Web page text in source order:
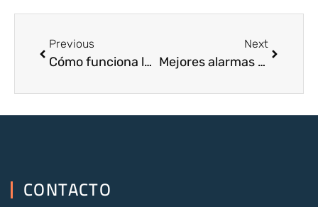
Previous
Cómo funciona la videovigilancia
Next
Mejores alarmas para casas
CONTACTO